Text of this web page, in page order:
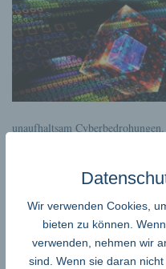
unaufhaltsam
Sicherheitsvorkehrungen
dass Nutzer der IT-Technik und
ausreichend auf die
und Ransomware sensibilisiert
Wir verwenden Cookies,
bieten zu können.
verwenden, nehmen wir
sind. Wenn sie daran